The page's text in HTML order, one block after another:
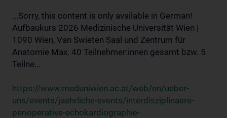
...Sorry, this content is only available in German!
Aufbaukurs 2026 Medizinische Universität Wien |
1090 Wien, Van Swieten Saal und Zentrum für
Anatomie Max. 40 Teilnehmer:innen gesamt bzw. 5
Teilne...
https://www.meduniwien.ac.at/web/en/ueber-
uns/events/jaehrliche-events/interdisziplinaere-
perioperative-echokardiographie-